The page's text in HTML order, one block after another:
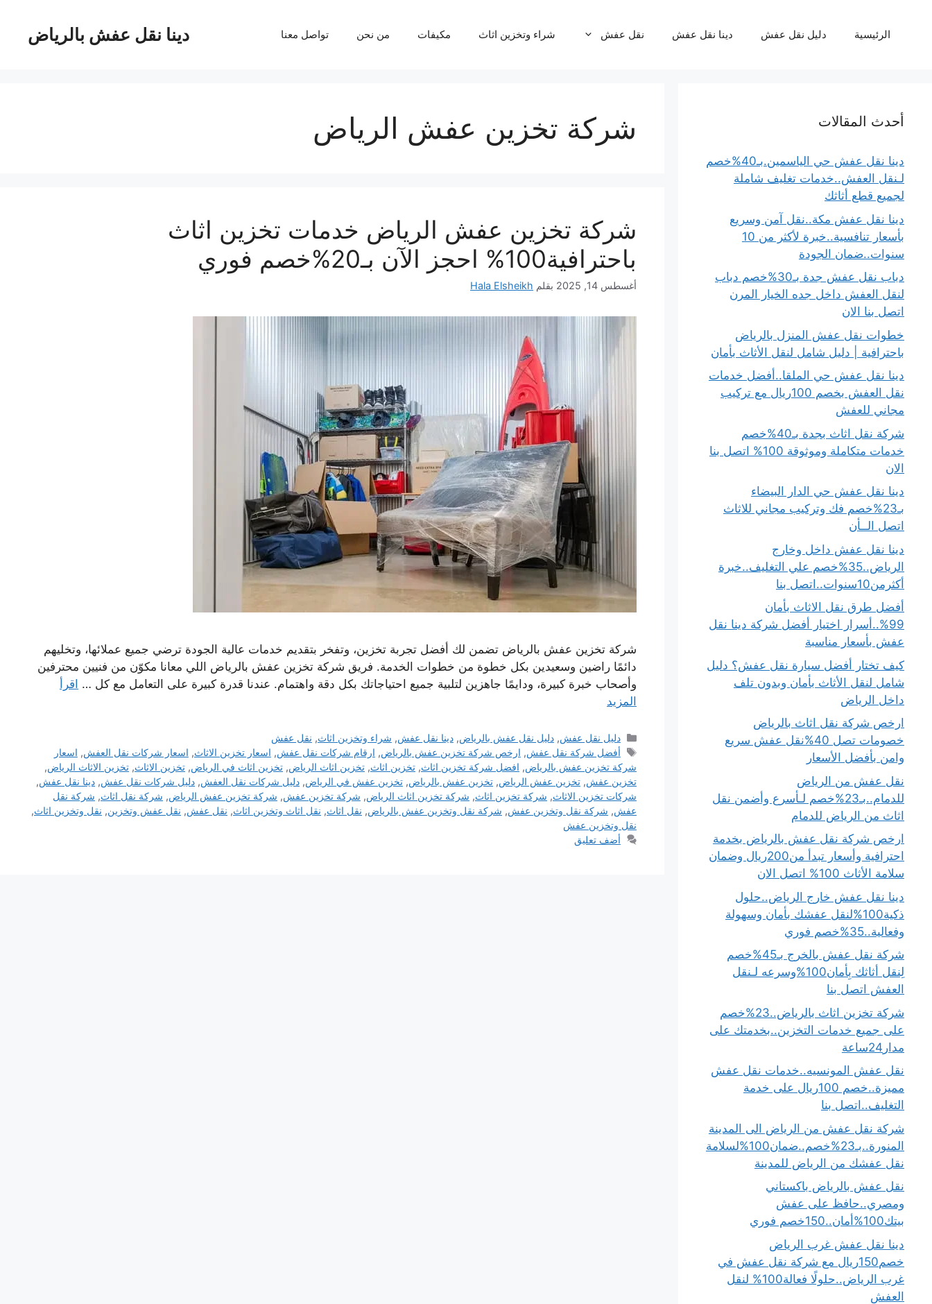
دينا نقل عفش بالرياض الرئيسية دليل نقل عفش دينا نقل عفش نقل عفش شراء وتخزين اثاث مكيفات من نحن تواصل معنا
شركة تخزين عفش الرياض
شركة تخزين عفش الرياض خدمات تخزين اثاث
باحترافية100% احجز الآن بـ20%خصم فوري
أغسطس 14, 2025 بقلم Hala Elsheikh
شركة تخزين عفش بالرياض تضمن لك أفضل تجربة تخزين، وتفخر بتقديم خدمات عالية الجودة ترضي جميع عملائها، وتخليهم
دائمًا راضين وسعيدين بكل خطوة من خطوات الخدمة. فريق شركة تخزين عفش بالرياض اللي معانا مكوّن من فنيين محترفين
وأصحاب خبرة كبيرة، ودايمًا جاهزين لتلبية جميع احتياجاتك بكل دقة واهتمام. عندنا قدرة كبيرة على التعامل مع كل … اقرأ
المزيد
التصنيفات
دليل نقل عفش,دليل نقل عفش بالرياض,دينا نقل عفش, شراء وتخزين اثاث, نقل عفش
الوسوم
أفضل شركة نقل عفش, ارخص شركة تخزين عفش بالرياض, ارقام شركات نقل عفش, اسعار تخزين الاثاث, اسعار شركات نقل العفش, اسعار
شركة تخزين عفش بالرياض, افضل شركة تخزين اثاث, تخزين اثاث, تخزين اثاث الرياض, تخزين اثاث في الرياض, تخزين الاثاث, تخزين الاثاث الرياض,
تخزين عفش, تخزين عفش الرياض, تخزين عفش بالرياض, تخزين عفش في الرياض, دليل شركات نقل العفش, دليل شركات نقل عفش, دينا نقل عفش,
شركات تخزين الاثاث, شركة تخزين اثاث, شركة تخزين اثاث الرياض, شركة تخزين عفش, شركة تخزين عفش الرياض, شركة نقل اثاث, شركة نقل
عفش, شركة نقل وتخزين عفش, شركة نقل وتخزين عفش بالرياض, نقل اثاث, نقل اثاث وتخزين اثاث, نقل عفش, نقل عفش وتخزين, نقل وتخزين اثاث,
نقل وتخزين عفش
أضف تعليق
أحدث المقالات
دينا نقل عفش حي الياسمين.بـ40%خصم
لـنقل العفش..خدمات تغليف شاملة
لجميع قطع أثاثك
دينا نقل عفش مكة..نقل آمن وسريع
بأسعار تنافسية..خبرة لأكثر من 10
سنوات..ضمان الجودة
دباب نقل عفش جدة بـ30%خصم دباب
لنقل العفش داخل جده الخيار المرن
اتصل بنا الان
خطوات نقل عفش المنزل بالرياض
باحترافية | دليل شامل لنقل الأثاث بأمان
دينا نقل عفش حي الملقا..أفضل خدمات
نقل العفش بخصم 100ريال مع تركيب
مجاني للعفش
شركة نقل اثاث بجدة بـ40%خصم
خدمات متكاملة وموثوقة 100% اتصل بنا
الان
دينا نقل عفش حي الدار البيضاء
بـ23%خصم فك وتركيب مجاني للاثاث
اتصل الــأن
دينا نقل عفش داخل وخارج
الرياض..35%خصم علي التغليف..خبرة
أكثرمن10سنوات..اتصل بنا
أفضل طرق نقل الاثاث بأمان
99%..أسرار اختيار أفضل شركة دينا نقل
عفش بأسعار مناسبة
كيف تختار أفضل سيارة نقل عفش؟ دليل
شامل لنقل الأثاث بأمان وبدون تلف
داخل الرياض
ارخص شركة نقل اثاث بالرياض
خصومات تصل 40%نقل عفش سريع
وامن بأفضل الأسعار
نقل عفش من الرياض
للدمام..بـ23%خصم لـأسرع وأضمن نقل
اثاث من الرياض للدمام
ارخص شركة نقل عفش بالرياض بخدمة
احترافية وأسعار تبدأ من200ريال وضمان
سلامة الأثاث 100% اتصل الان
دينا نقل عفش خارج الرياض..حلول
ذكية100%لنقل عفشك بأمان وسهولة
وفعالية..35%خصم فوري
شركة نقل عفش بالخرج بـ45%خصم
لِنقل أثاثك بِأمان100%وسرعه لـنقل
العفش اتصل بنا
شركة تخزين اثاث بالرياض..23%خصم
على جميع خدمات التخزين..بخدمتك على
مدار24ساعة
نقل عفش المونسيه..خدمات نقل عفش
مميزة..خصم 100ريال على خدمة
التغليف..اتصل بنا
شركة نقل عفش من الرياض الى المدينة
المنورة..بـ23%خصم..ضمان100%لسلامة
نقل عفشك من الرياض للمدينة
نقل عفش بالرياض باكستاني
ومصري..حافظ على عفش
بيتك100%أمان..150خصم فوري
دينا نقل عفش غرب الرياض
خصم150ريال مع شركة نقل عفش في
غرب الرياض..حلولًا فعالة100% لنقل
العفش